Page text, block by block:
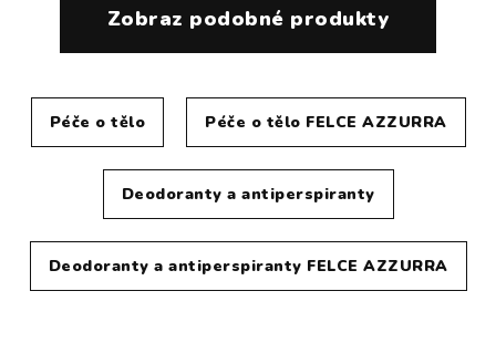
Zobraz podobné produkty
Péče o tělo Péče o tělo FELCE AZZURRA
Deodoranty a antiperspiranty
Deodoranty a antiperspiranty FELCE AZZURRA